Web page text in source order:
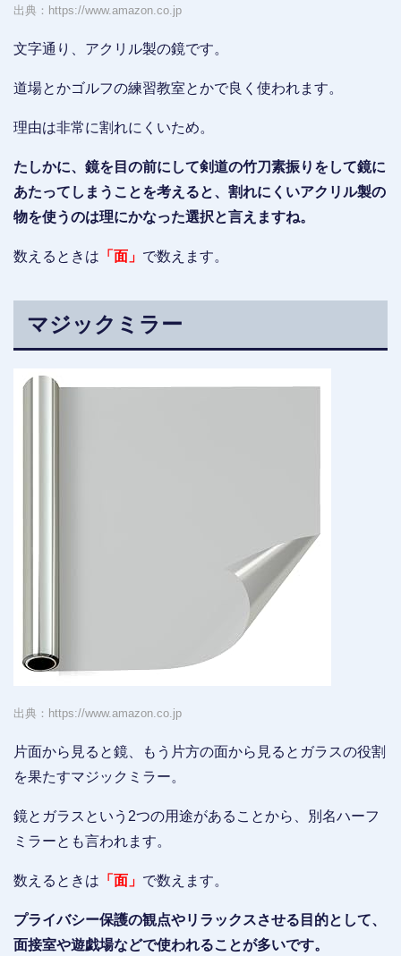
出典：https://www.amazon.co.jp
文字通り、アクリル製の鏡です。
道場とかゴルフの練習教室とかで良く使われます。
理由は非常に割れにくいため。
たしかに、鏡を目の前にして剣道の竹刀素振りをして鏡に
あたってしまうことを考えると、割れにくいアクリル製の
物を使うのは理にかなった選択と言えますね。
数えるときは 「面」 で数えます。
マジックミラー
出典：https://www.amazon.co.jp
片面から見ると鏡、もう片方の面から見るとガラスの役割
を果たすマジックミラー。
鏡とガラスという2つの用途があることから、別名ハーフ
ミラーとも言われます。
数えるときは 「面」 で数えます。
プライバシー保護の観点やリラックスさせる目的として、
面接室や遊戯場などで使われることが多いです。